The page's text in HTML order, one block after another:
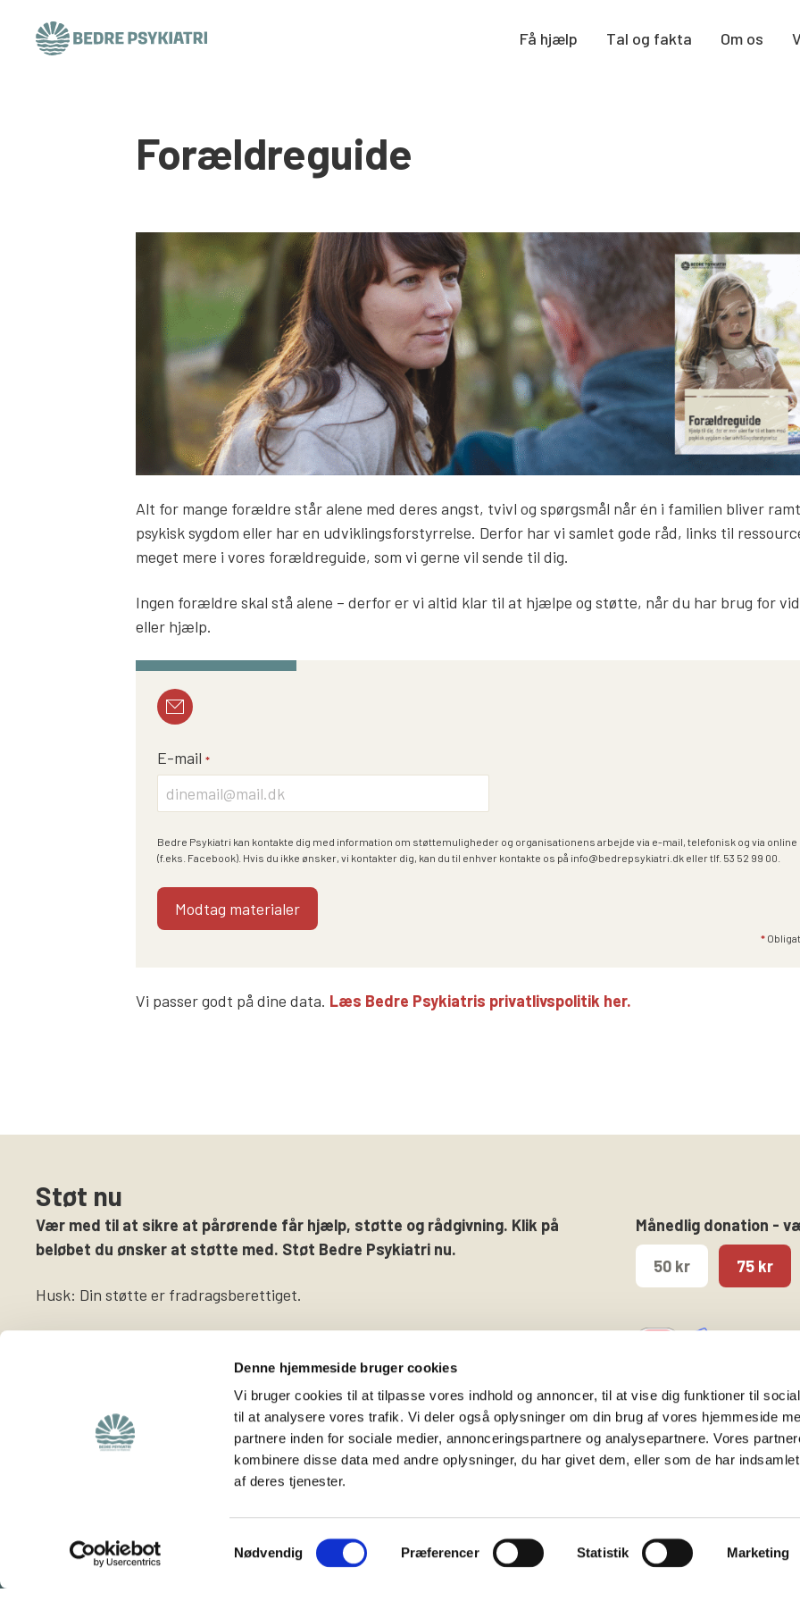
Denne hjemmeside bruger cookies
Vi bruger cookies til at tilpasse vores indhold og annoncer, til at vise dig funktioner til
til at analysere vores trafik. Vi deler også oplysninger om din brug af vores hjemmeside
partnere inden for sociale medier, annonceringspartnere og analysepartnere. Vores
kombinere disse data med andre oplysninger, du har givet dem, eller som de har
af deres tjenester.
Samtykkevalg
Nødvendig Præferencer Statistik Marketing
Få hjælp Tal og fakta Om os
Forældreguide
Alt for mange forældre står alene med deres angst, tvivl og spørgsmål når én i familien bliver
psykisk sygdom eller har en udviklingsforstyrrelse. Derfor har vi samlet gode råd, links til
meget mere i vores forældreguide, som vi gerne vil sende til dig.
Ingen forældre skal stå alene – derfor er vi altid klar til at hjælpe og støtte, når du har brug for
eller hjælp.
E-mail *
Bedre Psykiatri kan kontakte dig med information om støttemuligheder og organisationens arbejde via e-mail, telefonisk og via
(f.eks. Facebook). Hvis du ikke ønsker, vi kontakter dig, kan du til enhver kontakte os på info@bedrepsykiatri.dk eller tlf. 53 52 99 00.
*
Vi passer godt på dine data. Læs Bedre Psykiatris privatlivspolitik her.
Støt nu
Vær med til at sikre at pårørende får hjælp, støtte og rådgivning. Klik på
beløbet du ønsker at støtte med. Støt Bedre Psykiatri nu.
Husk: Din støtte er fradragsberettiget.
Månedlig donation -
50 kr 75 kr
Hjemmeside for
frivillige
Støt os
Støt foreningen
Bliv medlem
Følg os på
Twitter
Instagram
Kontakt
1457 København K
T. 53 52 99 00
info@bedrepsykiatri.dk